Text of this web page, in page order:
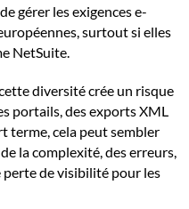
gérer les exigences e-
surtout si elles
NetSuite.
diversité crée un risque
portails, des exports XML
terme, cela peut sembler
la complexité, des erreurs,
perte de visibilité pour les